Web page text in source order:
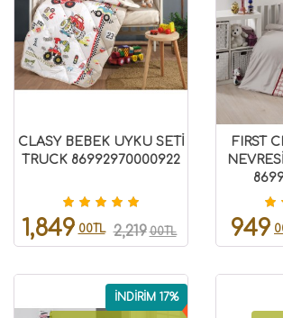
CLASY BEBEK UYKU SETİ
TRUCK 86992970000922
1,849 00TL 2,219 00TL
FIRST
949
İNDİRİM 17%